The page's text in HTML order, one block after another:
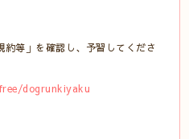
約等」を確認し、予習してくださ
dogrunkiyaku